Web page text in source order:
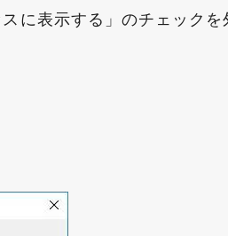
に表示する」のチェックを